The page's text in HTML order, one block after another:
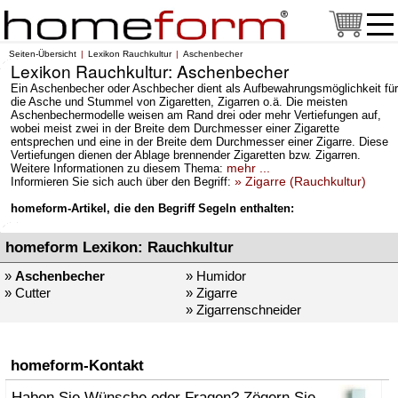
Seiten-Übersicht Lexikon Rauchkultur Aschenbecher
Lexikon Rauchkultur: Aschenbecher
Ein Aschenbecher oder Aschbecher dient als Aufbewahrungsmöglichkeit für
die Asche und Stummel von Zigaretten, Zigarren o.ä. Die meisten
Aschenbechermodelle weisen am Rand drei oder mehr Vertiefungen auf,
wobei meist zwei in der Breite dem Durchmesser einer Zigarette
entsprechen und eine in der Breite dem Durchmesser einer Zigarre. Diese
Vertiefungen dienen der Ablage brennender Zigaretten bzw. Zigarren.
Weitere Informationen zu diesem Thema: mehr ...
Informieren Sie sich auch über den Begriff: » Zigarre (Rauchkultur)
homeform-Artikel, die den Begriff Segeln enthalten:
homeform Lexikon: Rauchkultur
» Aschenbecher
» Cutter
» Humidor
» Zigarre
» Zigarrenschneider
homeform-Kontakt